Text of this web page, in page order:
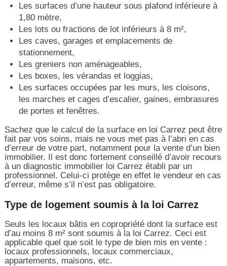
Les surfaces d’une hauteur sous plafond inférieure à
1,80 mètre,
Les lots ou fractions de lot inférieurs à 8 m²,
Les caves, garages et emplacements de
stationnement,
Les greniers non aménageables,
Les boxes, les vérandas et loggias,
Les surfaces occupées par les murs, les cloisons,
les marches et cages d’escalier, gaines, embrasures
de portes et fenêtres.
Sachez que le calcul de la surface en loi Carrez peut être
fait par vos soins, mais ne vous met pas à l’abri en cas
d’erreur de votre part, notamment pour la vente d’un bien
immobilier. Il est donc fortement conseillé d’avoir recours
à un diagnostic immobilier loi Carrez établi par un
professionnel. Celui-ci protège en effet le vendeur en cas
d’erreur, même s’il n’est pas obligatoire.
Type de logement soumis à la loi Carrez
Seuls les locaux bâtis en copropriété dont la surface est
d’au moins 8 m² sont soumis à la loi Carrez. Ceci est
applicable quel que soit le type de bien mis en vente :
locaux professionnels, locaux commerciaux,
appartements, maisons, etc.